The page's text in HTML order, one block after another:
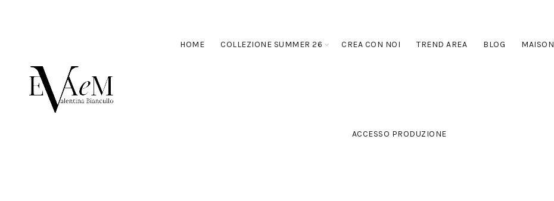
HOME COLLEZIONE SUMMER 26 CREA CON NOI TREND AREA BLOG MAISON
ACCESSO PRODUZIONE